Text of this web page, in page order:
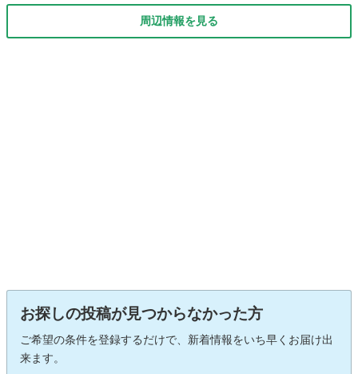
周辺情報を見る
お探しの投稿が見つからなかった方
ご希望の条件を登録するだけで、新着情報をいち早くお届け出
来ます。